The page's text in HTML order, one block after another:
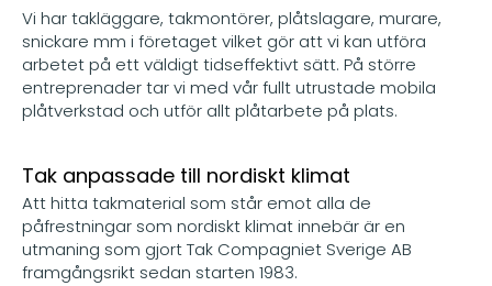
Vi har takläggare, takmontörer, plåtslagare, murare,
snickare mm i företaget vilket gör att vi kan utföra
arbetet på ett väldigt tidseffektivt sätt. På större
entreprenader tar vi med vår fullt utrustade mobila
plåtverkstad och utför allt plåtarbete på plats.
Tak anpassade till nordiskt klimat
Att hitta takmaterial som står emot alla de
påfrestningar som nordiskt klimat innebär är en
utmaning som gjort Tak Compagniet Sverige AB
framgångsrikt sedan starten 1983.